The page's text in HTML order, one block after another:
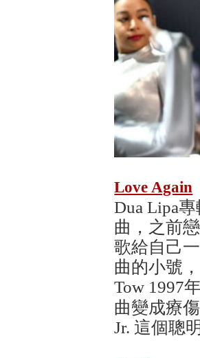
Love Again
Dua Lipa
曲，之前
歌給自己
曲的小號
Tow 1997
曲變成療
Jr. 這個聰